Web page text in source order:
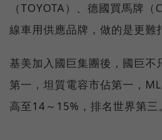
（TOYOTA）、德國買馬牌
線車用供應品牌，做的是更難
基美加入國巨集團後，國巨不
第一，坦質電容市佔第一，
高至14～15%，排名世界第三。